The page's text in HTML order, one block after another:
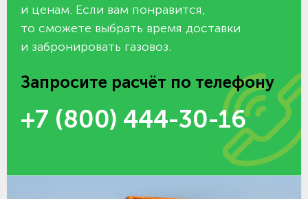
и ценам. Если вам понравится,
то сможете выбрать время доставки
и забронировать газовоз.
Запросите расчёт по телефону
+7 (800) 444-30-16